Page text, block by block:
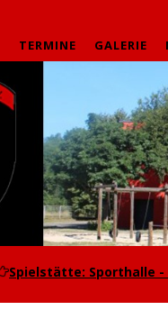
TERMINE GALERIE
Spielstätte: Sporthalle -